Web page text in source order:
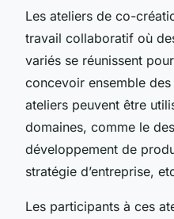
Les ateliers de co-
travail collaboratif où
variés se réunissent
concevoir ensemble
ateliers peuvent être
domaines, comme le
développement de
stratégie d’entreprise,
Les participants à ces